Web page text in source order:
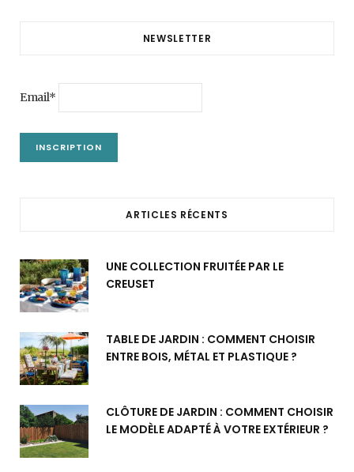
NEWSLETTER
Email*
ARTICLES RÉCENTS
UNE COLLECTION FRUITÉE PAR LE
CREUSET
TABLE DE JARDIN : COMMENT CHOISIR
ENTRE BOIS, MÉTAL ET PLASTIQUE ?
CLÔTURE DE JARDIN : COMMENT CHOISIR
LE MODÈLE ADAPTÉ À VOTRE EXTÉRIEUR ?